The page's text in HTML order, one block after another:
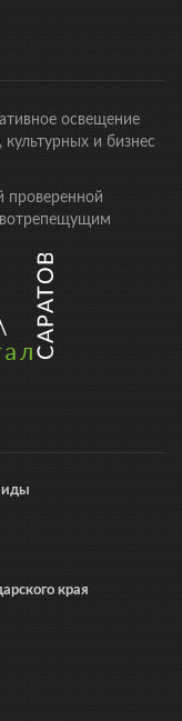
освещение
и бизнес
проверенной
края